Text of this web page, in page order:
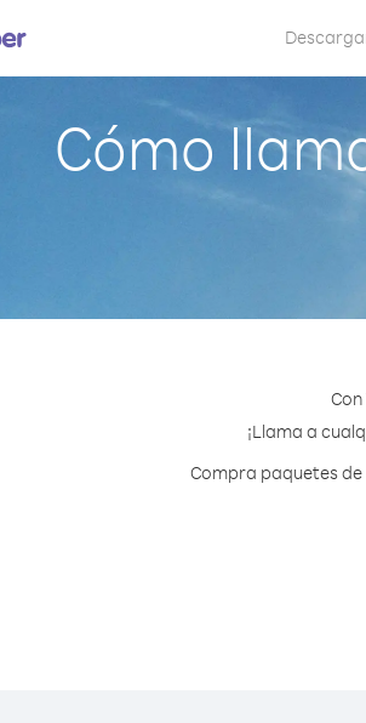
Cómo
¡Llama a
Compra paquetes